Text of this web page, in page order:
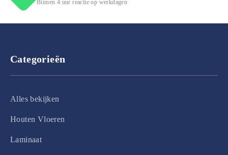
Binnen 4 uur reactie op werkdagen
Categorieën
Alles bekijken
Houten Vloeren
Laminaat